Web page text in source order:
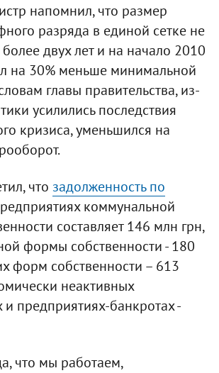
напомнил, что размер
разряда в единой сетке не
двух лет и на начало 2010
на 30% меньше минимальной
главы правительства, из-
усилились последствия
кризиса, уменьшился на
что задолженность по
коммунальной
составляет 146 млн грн,
формы собственности - 180
форм собственности – 613
неактивных
предприятиях-банкротах -
что мы работаем,